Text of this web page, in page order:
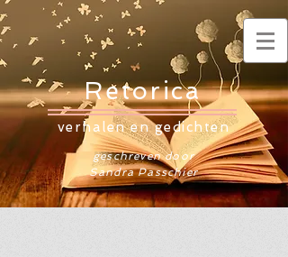
Retorica
verhalen en gedichten
geschreven door
Sandra Passchier